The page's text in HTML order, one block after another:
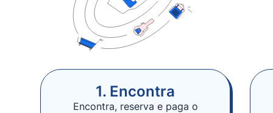
1. Encontra
Encontra, reserva e paga o